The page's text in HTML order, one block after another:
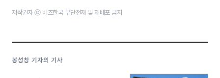
저작권자 ⓒ 비즈한국 무단전재 및 재배포 금지
봉성창 기자의 기사